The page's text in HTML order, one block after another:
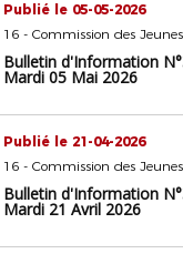
Publié le 05-05-2026
Bulletin d'Information
Mardi 05 Mai 2026
Publié le 21-04-2026
Bulletin d'Information
Mardi 21 Avril 2026